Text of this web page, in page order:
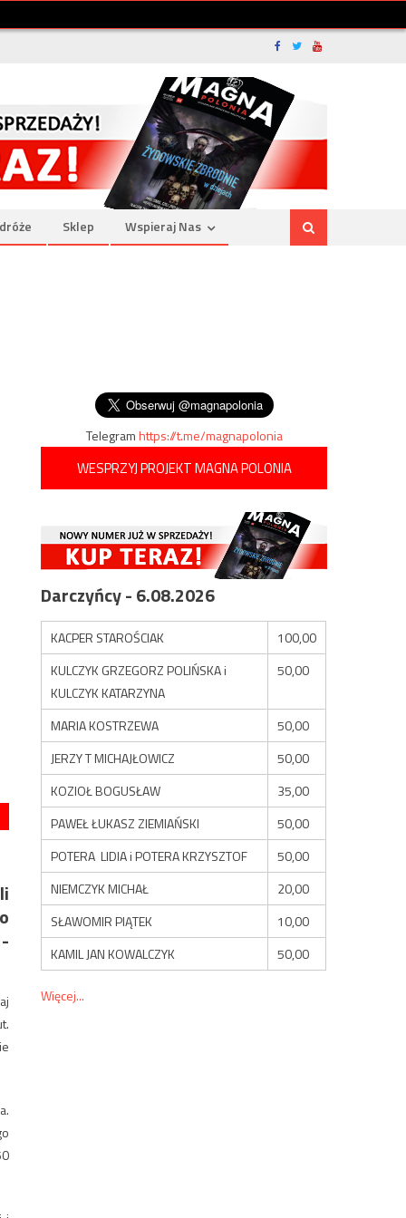
Sklep Wspieraj Nas
Telegramhttps://t.me/magnapolonia
WESPRZYJ PROJEKT MAGNA POLONIA
Darczyńcy - 6.08.2026
KACPER STAROŚCIAK
100,00
KULCZYK GRZEGORZ POLIŃSKA i
KULCZYK KATARZYNA
50,00
MARIA KOSTRZEWA
50,00
JERZY T MICHAJŁOWICZ
50,00
KOZIOŁ BOGUSŁAW
35,00
PAWEŁ ŁUKASZ ZIEMIAŃSKI
50,00
POTERA LIDIA i POTERA KRZYSZTOF
50,00
NIEMCZYK MICHAŁ
20,00
SŁAWOMIR PIĄTEK
10,00
KAMIL JAN KOWALCZYK
50,00
Więcej...